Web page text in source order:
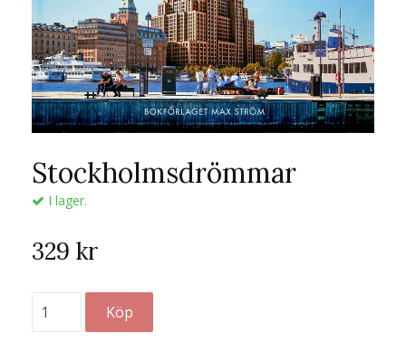
Stockholmsdrömmar
I lager.
329 kr